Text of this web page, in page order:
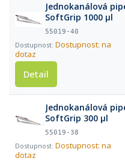
Jednokanálová
SoftGrip 1000 µl
55019-40
Dostupnost: na
dotaz
Detail
Jednokanálová
SoftGrip 300 µl
55019-38
Dostupnost: na
dotaz